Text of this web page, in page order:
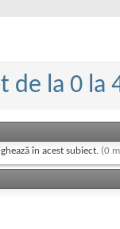
de la 0 la
în acest subiect. (0